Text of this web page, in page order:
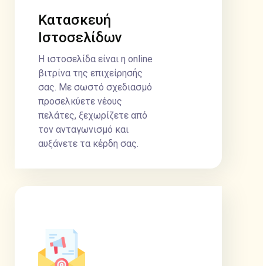
Κατασκευή
Ιστοσελίδων
Η ιστοσελίδα είναι η online
βιτρίνα της επιχείρησής
σας. Με σωστό σχεδιασμό
προσελκύετε νέους
πελάτες, ξεχωρίζετε από
τον ανταγωνισμό και
αυξάνετε τα κέρδη σας.